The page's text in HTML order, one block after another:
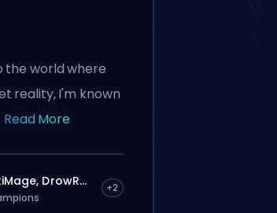
the world where
reality, I'm known
Read More
DrowR... +2